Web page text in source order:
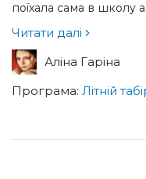
поїхала сама в школу
Читати далі
Аліна Гаріна
Програма: Літній